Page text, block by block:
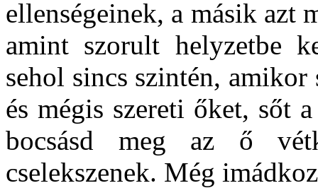
ellenségeinek, a másik azt
amint szorult helyzetbe
sehol sincs szintén,
és mégis szereti őket, sőt
bocsásd meg az ő
cselekszenek. Még